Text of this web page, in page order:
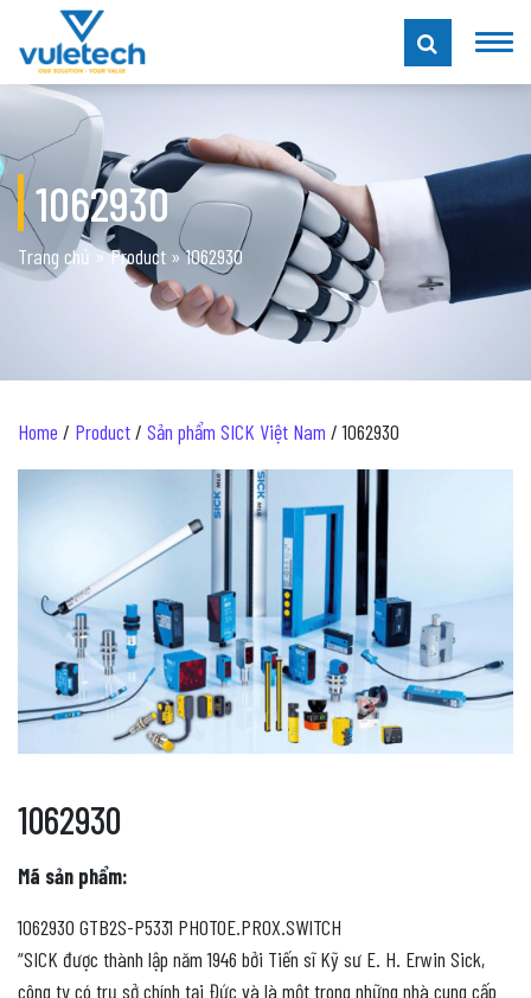
1062930
Trang chủ »Product »1062930
Home / Product/ Sản phẩm SICK Việt Nam / 1062930
1062930
Mã sản phẩm:
1062930 GTB2S-P5331 PHOTOE.PROX.SWITCH
“SICK được thành lập năm 1946 bởi Tiến sĩ Kỹ sư E. H. Erwin Sick,
công ty có trụ sở chính tại Đức và là một trong những nhà cung cấp